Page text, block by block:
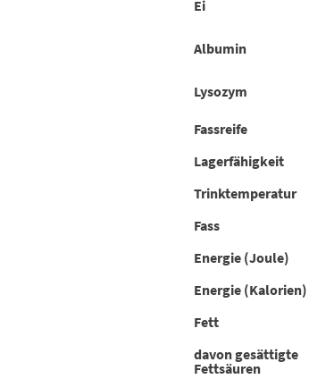
Ei
Albumin
Lysozym
Fassreife
Lagerfähigkeit
Trinktemperatur
Fass
Energie (Joule)
Energie (Kalorien)
Fett
davon gesättigte
Fettsäuren